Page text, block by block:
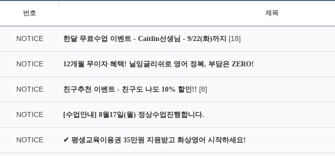
번호 제목
NOTICE 한달 무료수업 이벤트 - Caitlin선생님 - 9/22(화)까지 [18]
NOTICE 12개월 무이자 혜택! 닐잉글리쉬로 영어 정복, 부담은 ZERO!
NOTICE 친구추천 이벤트 - 친구도 나도 10% 할인!! [8]
NOTICE [수업안내] 8월17일(월) 정상수업진행합니다.
NOTICE ✔ 평생교육이용권 35만원 지원받고 화상영어 시작하세요!